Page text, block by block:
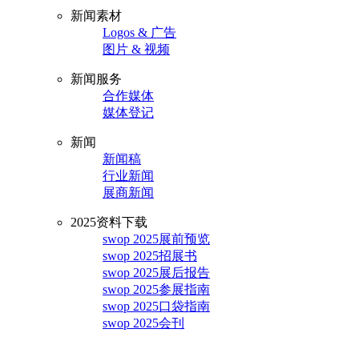
新闻素材
Logos & 广告
图片 & 视频
新闻服务
合作媒体
媒体登记
新闻
新闻稿
行业新闻
展商新闻
2025资料下载
swop 2025展前预览
swop 2025招展书
swop 2025展后报告
swop 2025参展指南
swop 2025口袋指南
swop 2025会刊